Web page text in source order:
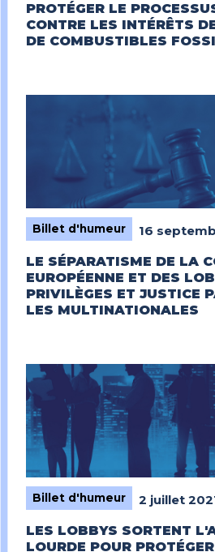
PROTÉGER LE
CONTRE LES INTÉRÊTS
DE COMBUSTIBLES
Billet d'humeur
16
LE SÉPARATISME DE LA
EUROPÉENNE ET DES
PRIVILÈGES ET JUSTICE
LES MULTINATIONALES
Billet d'humeur
2 juillet
LES LOBBYS SORTENT
LOURDE POUR